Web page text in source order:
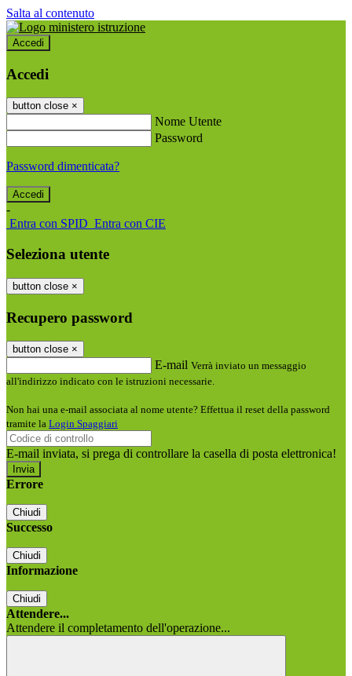
Salta al contenuto
Accedi
Accedi
button close ×
Nome Utente
Password
Password dimenticata?
-
Entra con SPID Entra con CIE
Seleziona utente
button close ×
Recupero password
button close ×
E-mail Verrà inviato un messaggio
all'indirizzo indicato con le istruzioni necessarie.
Non hai una e-mail associata al nome utente? Effettua il reset della password
tramite la Login Spaggiari
E-mail inviata, si prega di controllare la casella di posta elettronica!
Errore
Chiudi
Successo
Chiudi
Informazione
Chiudi
Attendere...
Attendere il completamento dell'operazione...